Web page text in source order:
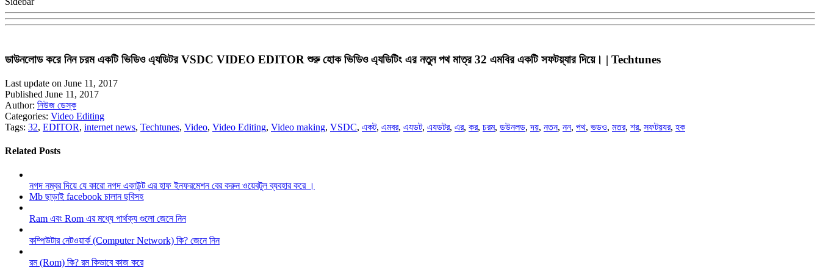
ডাউনলোড করে নিন চরম একটি ভিডিও এ্যডিটর VSDC VIDEO EDITOR শুরু হোক ভিডিও এ্যডিটিং এর নতুন পথ মাত্র 32 এমবির একটি সফটয়্যার দিয়ে। | Techtunes
Last update on June 11, 2017
Published June 11, 2017
Author: নিউজ ডেস্ক
Categories: Video Editing
Tags: 32, EDITOR, internet news, Techtunes, Video, Video Editing, Video making, VSDC, একট, এমবর, এযডট, এযডটর, এর, কর, চরম, ডউনলড,দয়, নতন, নন, পথ, ভডও, মতর, শর, সফটয়যর, হক
Related Posts
নগদ নম্বর দিয়ে যে কারো নগদ একাউন্ট এর হাফ ইনফরমেশন বের করুন ওয়েবটুল ব্যবহার করে ।
Mb ছাড়াই facebook চালান ছবিসহ
Ram এবং Rom এর মধ্যে পার্থক্য গুলো জেনে নিন
কম্পিউটার নেটওয়ার্ক (Computer Network) কি? জেনে নিন
রম (Rom) কি? রম কিভাবে কাজ করে